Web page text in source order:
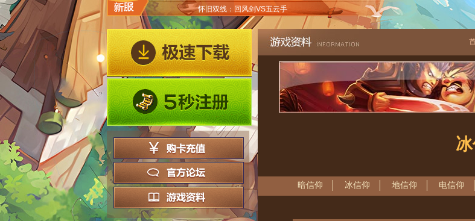
怀旧双线：回风剑VS五云手
暗信仰 冰信仰 地信仰 电信仰